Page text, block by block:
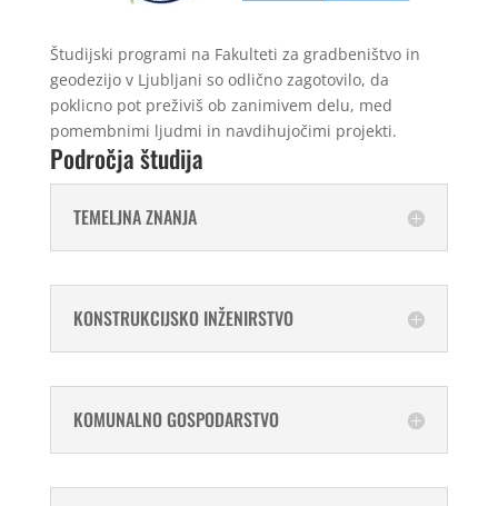
Študijski programi na Fakulteti za gradbeništvo in
geodezijo v Ljubljani so odlično zagotovilo, da
poklicno pot preživiš ob zanimivem delu, med
pomembnimi ljudmi in navdihujočimi projekti.
Področja študija
TEMELJNA ZNANJA
KONSTRUKCIJSKO INŽENIRSTVO
KOMUNALNO GOSPODARSTVO